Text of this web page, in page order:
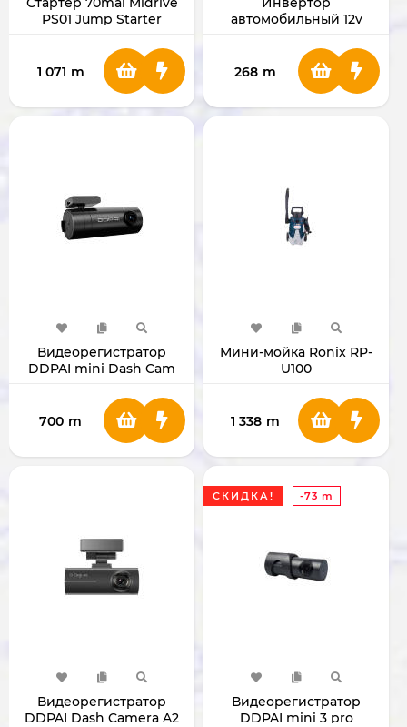
PS01 Jump Starter
1 071 m
автомобильный 12v
268 m
Видеорегистратор
DDPAI mini Dash Cam
700 m
Мини-мойка Ronix RP-
U100
1 338 m
Видеорегистратор
DDPAI Dash Camera A2
СКИДКА! -73 m
Видеорегистратор
DDPAI mini 3 pro